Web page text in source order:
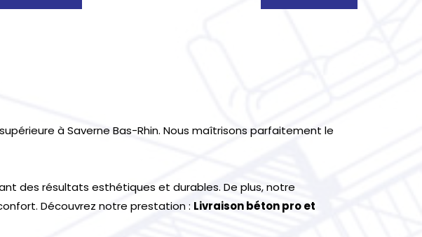
à Saverne Bas-Rhin. Nous maîtrisons parfaitement le
des résultats esthétiques et durables. De plus, notre
Découvrez notre prestation : Livraison béton pro et